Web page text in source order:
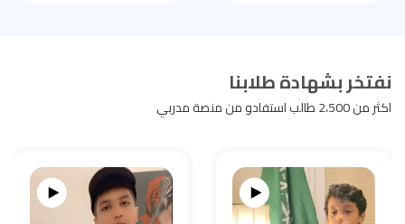
نفتخر بشهادة طلابنا
اكثر من 2،500 طالب استفادو من منصة مدربي